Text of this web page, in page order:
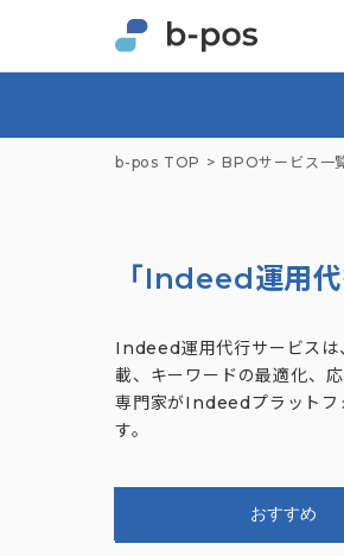
b-pos TOP BPOサービス一
「Indeed運用
Indeed運用代行サービスは
載、キーワードの最適化、
専門家がIndeedプラットフ
す。
おすすめ